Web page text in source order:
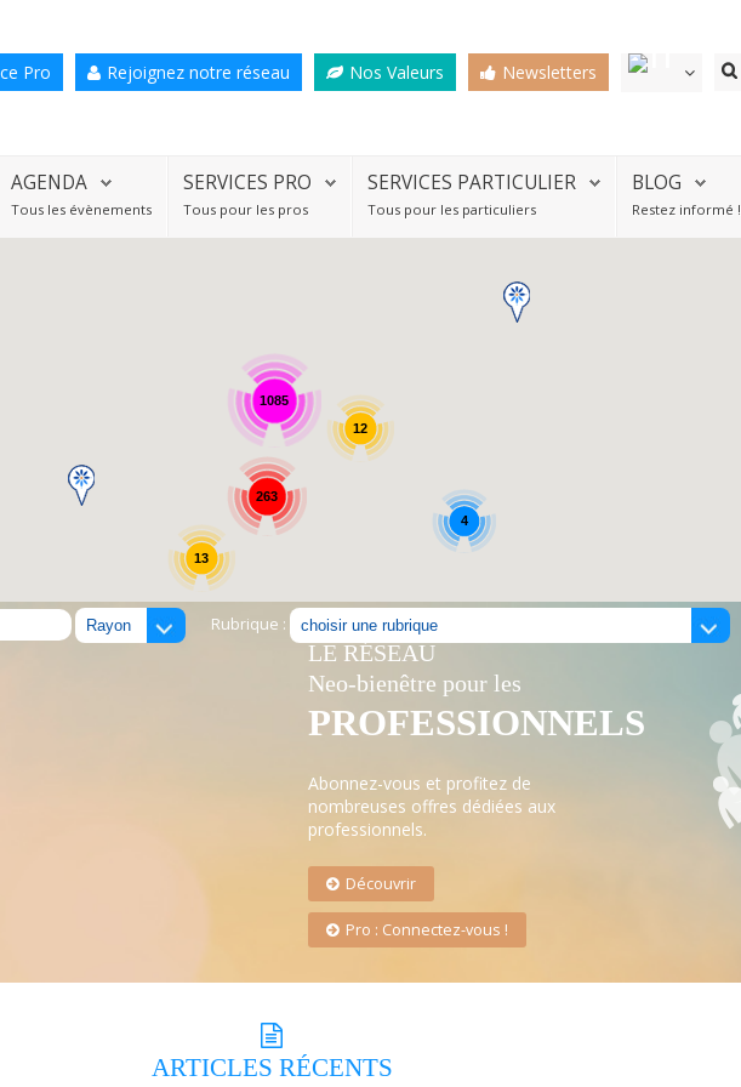
Pro Rejoignez notre réseau Nos Valeurs Newsletters
AGENDA
Tous les évènements
SERVICES PRO
Tous pour les pros
SERVICES PARTICULIER
Tous pour les particuliers
BLOG
Restez informé !
1085
13
263
4
12
Rubrique :
LE RÉSEAU
Neo-bienêtre pour les
PROFESSIONNELS
Abonnez-vous et profitez de
nombreuses offres dédiées aux
professionnels.
Découvrir
Pro : Connectez-vous !
ARTICLES RÉCENTS